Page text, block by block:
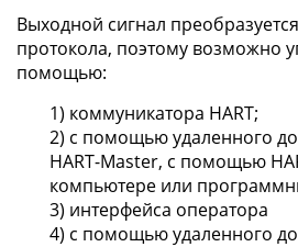
Выходной сигнал
протокола, поэтому возможно
помощью:
1) коммуникатора HART;
2) с помощью удаленного
HART-Master, с помощью
компьютере или
3) интерфейса оператора
4) с помощью удаленного